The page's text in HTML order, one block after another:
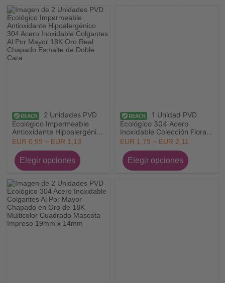
2 Unidades PVD
Ecológico Impermeable
Antioxidante Hipoalergénico
304 Acero Inoxidable
Colgantes Al Por Mayor 18K
Oro Real Chapado Esmalte
de Doble Cara
EUR 0,99 ~ EUR 1,13
1 Unidad PVD
Ecológico 304 Acero
Inoxidable Colección Flora
Colgantes Al Por Mayor
Chapado en Oro de 18K
Flor Giratorio Multicolor
Circón Artificial
EUR 1,79 ~ EUR 2,11